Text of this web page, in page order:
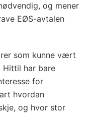
og mener
EØS-avtalen
som kunne vært
Hittil har bare
for
hvordan
og hvor stor